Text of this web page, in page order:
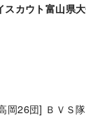
スカウト富山県
岡26団] ＢＶＳ